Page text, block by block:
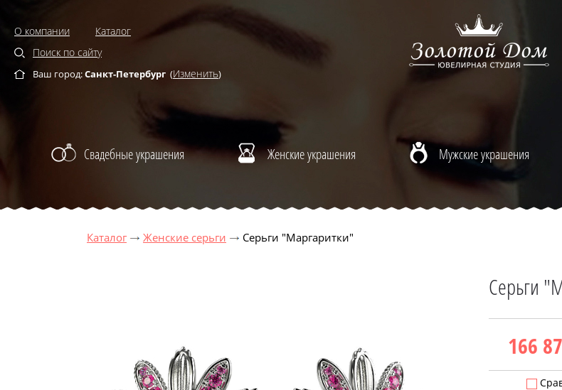
О компании
Каталог
Поиск по сайту
Ваш город:Санкт-Петербург (Изменить)
Свадебные украшения Женские украшения Мужские украшения
Каталог Женские серьги Серьги "Маргаритки"
Серьги
166